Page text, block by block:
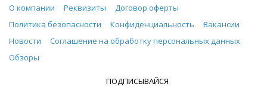
О компании Реквизиты
Договор оферты
Политика безопасности
Конфиденциальность
Вакансии
Новости
Соглашение на обработку персональных данных
Обзоры
ПОДПИСЫВАЙСЯ